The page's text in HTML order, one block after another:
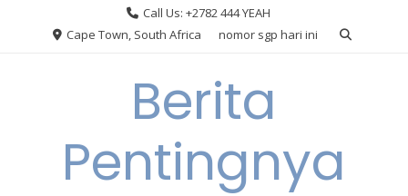
Call Us: +2782 444 YEAH
Cape Town, South Africa
nomor sgp hari ini
Berita
Pentingnya